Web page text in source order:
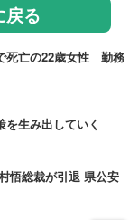
戻る
死亡の22歳女性 勤務
生み出していく
悟総裁が引退 県公安